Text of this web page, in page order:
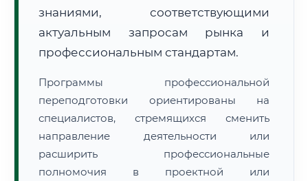
знаниями, соответствующими
актуальным запросам рынка и
профессиональным стандартам.
Программы профессиональной
переподготовки ориентированы на
специалистов, стремящихся сменить
направление деятельности или
расширить профессиональные
полномочия в проектной или